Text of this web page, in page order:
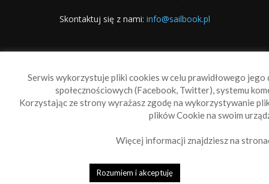
Skontaktuj się z nami: info@sailbook.pl
Reklama
Polityka prywatności
© 2010-2019 Sailbook.pl
Serwis wykorzystuje pliki cookies w celu prawidłowego
społecznościowych (Facebook, Twitter), systemu
Korzystając ze strony wyrażasz zgodę na wykorzystywanie
plików Cookie na swoim
Więcej informacji znajdziesz na
Rozumiem i akceptuję